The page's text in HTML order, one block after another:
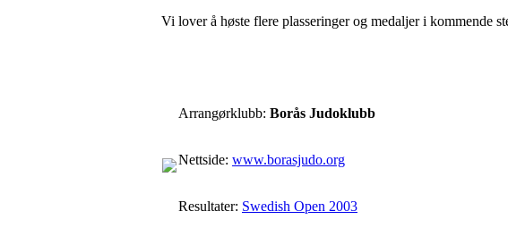
Vi lover å høste flere plasseringer og medaljer i kommende
Arrangørklubb: Borås Judoklubb
Nettside: www.borasjudo.org
Resultater: Swedish Open 2003